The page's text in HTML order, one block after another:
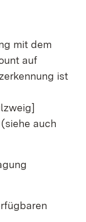
mit dem
auf
Fenster) ist
auch